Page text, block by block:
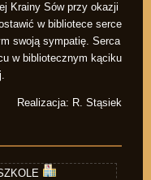
Krainy Sów przy okazji
w bibliotece serce
swoją sympatię. Serca
w bibliotecznym kąciku
Realizacja: R. Stąsiek